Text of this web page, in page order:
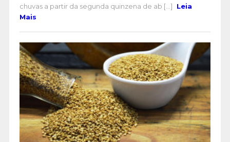
chuvas a partir da segunda quinzena de ab [...]
Leia
Mais